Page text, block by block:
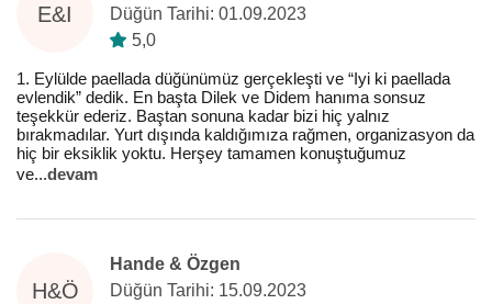
E&I
Düğün Tarihi: 01.09.2023
5,0
1. Eylülde paellada düğünümüz gerçekleşti ve “Iyi ki paellada
evlendik” dedik. En başta Dilek ve Didem hanıma sonsuz
teşekkür ederiz. Baştan sonuna kadar bizi hiç yalnız
bırakmadılar. Yurt dışında kaldığımıza rağmen, organizasyon da
hiç bir eksiklik yoktu. Herşey tamamen konuştuğumuz
ve...devam
H&Ö
Hande & Özgen
Düğün Tarihi: 15.09.2023